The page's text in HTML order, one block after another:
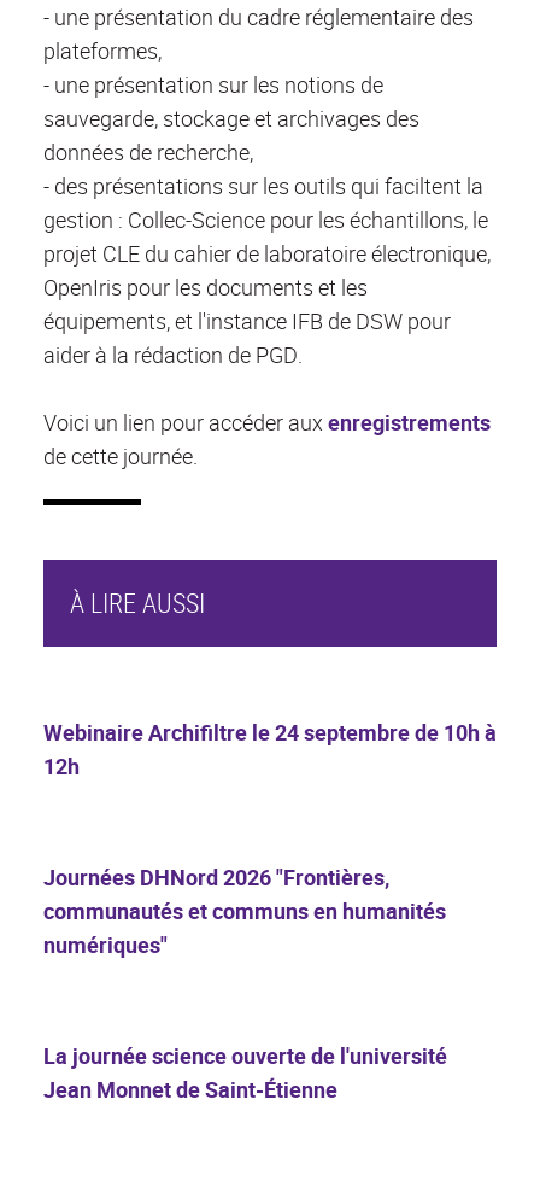
- une présentation du cadre réglementaire des
plateformes,
- une présentation sur les notions de
sauvegarde, stockage et archivages des
données de recherche,
- des présentations sur les outils qui faciltent la
gestion : Collec-Science pour les échantillons, le
projet CLE du cahier de laboratoire électronique,
OpenIris pour les documents et les
équipements, et l'instance IFB de DSW pour
aider à la rédaction de PGD.
Voici un lien pour accéder aux enregistrements
de cette journée.
À LIRE AUSSI
Webinaire Archifiltre le 24 septembre de 10h à
12h
Journées DHNord 2026 "Frontières,
communautés et communs en humanités
numériques"
La journée science ouverte de l'université
Jean Monnet de Saint-Étienne